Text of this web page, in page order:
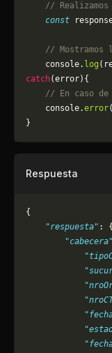
// Realizamos
    const
// Mostramos
    console.
log
catch(error){
// En caso de
	console.
error
}
Respuesta
{
    "respuesta"
: {
        "cabecera"